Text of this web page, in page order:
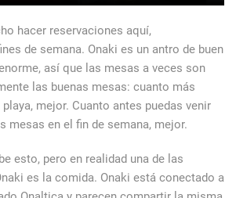
hacer reservaciones aquí,
de semana. Onaki es un antro de buen
así que las mesas a veces son
las buenas mesas: cuanto más
mejor. Cuanto antes puedas venir
mesas en el fin de semana, mejor.
esto, pero en realidad una de las
es la comida. Onaki está conectado a